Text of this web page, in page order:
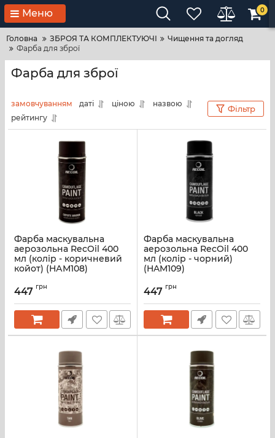
Меню 0
Головна ЗБРОЯ ТА КОМПЛЕКТУЮЧІ
Чищення та догляд
Фарба для зброї
Фарба для зброї
замовчуванням даті ціною
назвою
рейтингу
Фільтр
Фарба маскувальна
аерозольна RecOil 400
мл (колір - коричневий
койот) (НАМ108)
447 грн
Фарба маскувальна
аерозольна RecOil 400
мл (колір - чорний)
(HAM109)
447 грн